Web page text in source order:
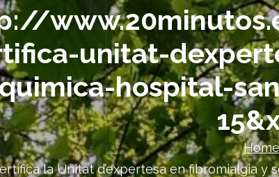
unitat-
hospital-
Home
la Unitat d’expertesa en fibromialgia y